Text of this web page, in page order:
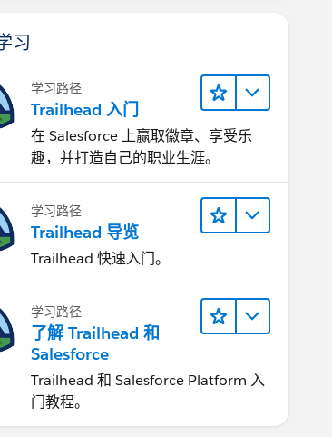
习
学习路径
Trailhead 入门
在 Salesforce 上赢取徽章、享受乐
趣，并打造自己的职业生涯。
学习路径
Trailhead 导览
Trailhead 快速入门。
学习路径
了解 Trailhead 和
Salesforce
Trailhead 和 Salesforce Platform 入
门教程。